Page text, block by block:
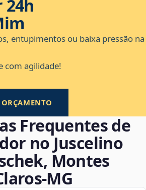
24h
entupimentos ou baixa pressão na
com agilidade!
Frequentes de
no Juscelino
Montes